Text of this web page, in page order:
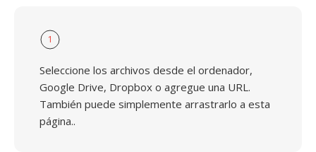
1
Seleccione los archivos desde el ordenador,
Google Drive, Dropbox o agregue una URL.
También puede simplemente arrastrarlo a esta
página..